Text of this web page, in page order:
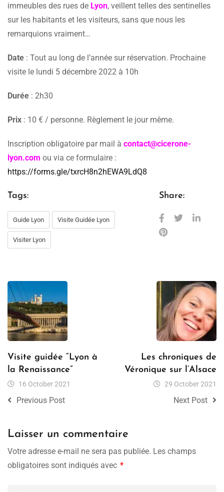
immeubles des rues de Lyon, veillent telles des sentinelles
sur les habitants et les visiteurs, sans que nous les
remarquions vraiment…
Date : Tout au long de l’année sur réservation. Prochaine
visite le lundi 5 décembre 2022 à 10h
Durée : 2h30
Prix : 10 € / personne. Règlement le jour même.
Inscription obligatoire par mail à contact@cicerone-
lyon.com ou via ce formulaire :
https://forms.gle/txrcH8n2hEWA9LdQ8
Tags:
Guide Lyon Visite Guidée Lyon
Visiter Lyon
Share:
Visite guidée “Lyon à
la Renaissance”
16 October 2021
Previous Post
Les chroniques de
Véronique sur l’Alsace
29 October 2021
Next Post
Laisser un commentaire
Votre adresse e-mail ne sera pas publiée. Les champs
obligatoires sont indiqués avec *